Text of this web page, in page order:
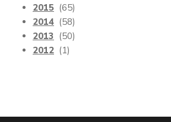
2015 (65)
2014 (58)
2013 (50)
2012 (1)